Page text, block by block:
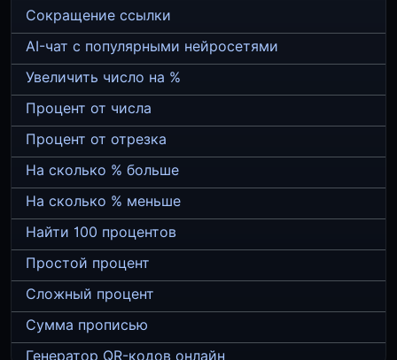
Сокращение ссылки
AI-чат с популярными нейросетями
Увеличить число на %
Процент от числа
Процент от отрезка
На сколько % больше
На сколько % меньше
Найти 100 процентов
Простой процент
Сложный процент
Сумма прописью
Генератор QR-кодов онлайн